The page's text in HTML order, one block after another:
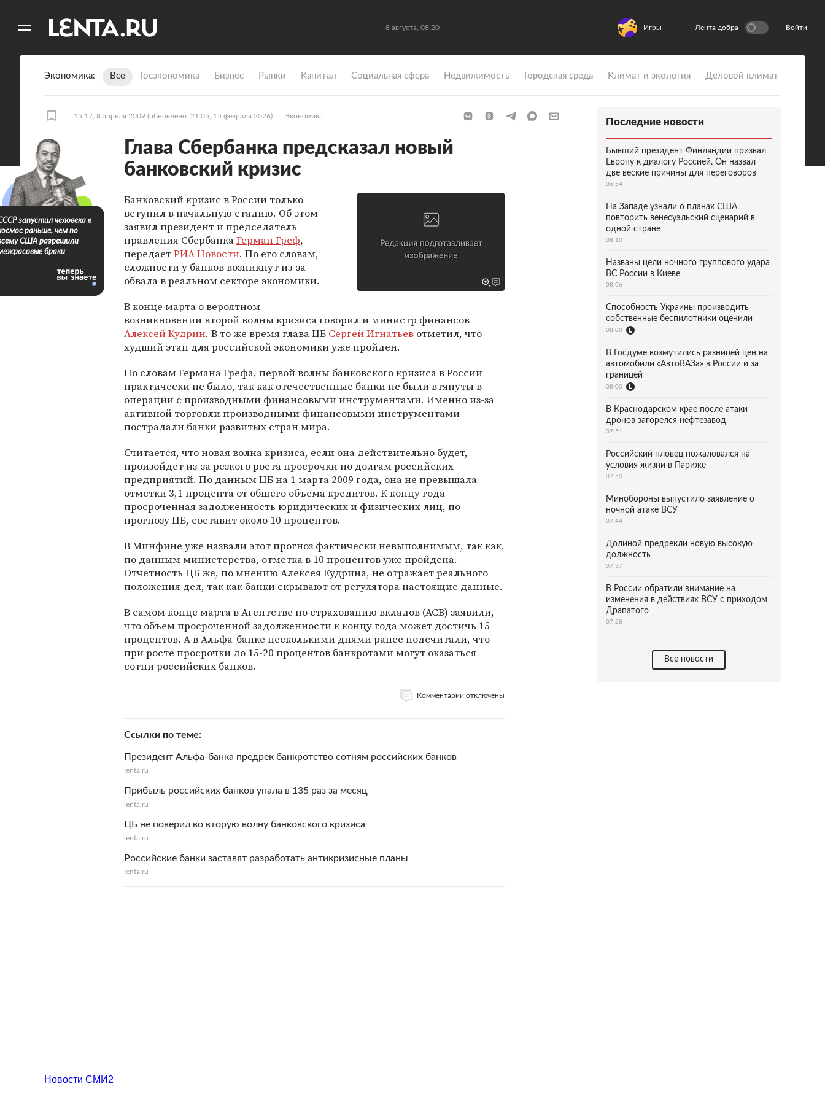
8 августа, 08:20 Игры Лента добра Войти
Экономика Все Госэкономика Бизнес Рынки Капитал Социальная сфера Недвижимость Городская среда Климат и экология Деловой климат
15:17, 8 апреля 2009 (обновлено: 21:05, 15 февраля 2026) Экономика
Глава Сбербанка предсказал новый
банковский кризис
Банковский кризис в России только
вступил в начальную стадию. Об этом
заявил президент и председатель
правления СбербанкаГерман Греф,
передаетРИА Новости. По его словам,
сложности у банков возникнут из-за
обвала в реальном секторе экономики.
В конце марта о вероятном
возникновении второй волны кризиса говорил и министр финансов
Алексей Кудрин. В то же время глава ЦБ Сергей Игнатьев отметил, что
худший этап для российской экономики уже пройден.
По словам Германа Грефа, первой волны банковского кризиса в России
практически не было, так как отечественные банки не были втянуты в
операции с производными финансовыми инструментами. Именно из-за
активной торговли производными финансовыми инструментами
пострадали банки развитых стран мира.
Считается, что новая волна кризиса, если она действительно будет,
произойдет из-за резкого роста просрочки по долгам российских
предприятий. По данным ЦБ на 1 марта 2009 года, она не превышала
отметки 3,1 процента от общего объема кредитов. К концу года
просроченная задолженность юридических и физических лиц, по
прогнозу ЦБ, составит около 10 процентов.
В Минфине уже назвали этот прогноз фактически невыполнимым, так как,
по данным министерства, отметка в 10 процентов уже пройдена.
Отчетность ЦБ же, по мнению Алексея Кудрина, не отражает реального
положения дел, так как банки скрывают от регулятора настоящие данные.
В самом конце марта в Агентстве по страхованию вкладов (АСВ) заявили,
что объем просроченной задолженности к концу года может достичь 15
процентов. А в Альфа-банке несколькими днями ранее подсчитали, что
при росте просрочки до 15-20 процентов банкротами могут оказаться
сотни российских банков.
Комментарии отключены
Ссылки по теме
Президент Альфа-банка предрек банкротство сотням российских банков
lenta.ru
Прибыль российских банков упала в 135 раз за месяц
lenta.ru
ЦБ не поверил во вторую волну банковского кризиса
lenta.ru
Российские банки заставят разработать антикризисные планы
lenta.ru
запустил человека в
раньше, чем по
США разрешили
браки
Последние новости
Бывший президент Финляндии призвал
Европу к диалогу Россией. Он назвал
две веские причины для переговоров
06:54
На Западе узнали о планах США
повторить венесуэльский сценарий в
одной стране
08:10
Названы цели ночного группового удара
ВС России в Киеве
08:06
Способность Украины производить
собственные беспилотники оценили
08:00
В Госдуме возмутились разницей цен на
автомобили «АвтоВАЗа» в России и за
границей
08:00
В Краснодарском крае после атаки
дронов загорелся нефтезавод
07:51
Российский пловец пожаловался на
условия жизни в Париже
07:50
Минобороны выпустило заявление о
ночной атаке ВСУ
07:44
Долиной предрекли новую высокую
должность
07:37
В России обратили внимание на
изменения в действиях ВСУ с приходом
Драпатого
07:28
Все новости
Новости СМИ2